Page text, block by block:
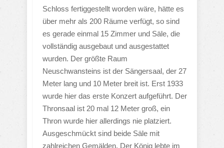
Schloss fertiggestellt worden wäre, hätte es
über mehr als 200 Räume verfügt, so sind
es gerade einmal 15 Zimmer und Säle, die
vollständig ausgebaut und ausgestattet
wurden. Der größte Raum
Neuschwansteins ist der Sängersaal, der 27
Meter lang und 10 Meter breit ist. Erst 1933
wurde hier das erste Konzert aufgeführt. Der
Thronsaal ist 20 mal 12 Meter groß, ein
Thron wurde hier allerdings nie platziert.
Ausgeschmückt sind beide Säle mit
zahlreichen Gemälden. Der König lebte im